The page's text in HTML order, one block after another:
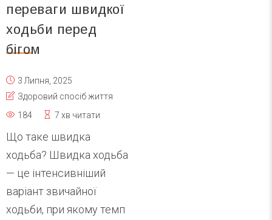
переваги швидкої
ходьби перед
бігом
3 Липня, 2025
Здоровий спосіб життя
184
7 хв читати
Що таке швидка
ходьба? Швидка ходьба
— це інтенсивніший
варіант звичайної
ходьби, при якому темп